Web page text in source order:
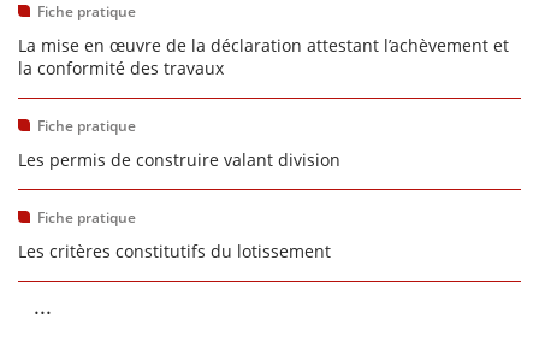
Fiche pratique
La mise en œuvre de la déclaration attestant l’achèvement et
la conformité des travaux
Fiche pratique
Les permis de construire valant division
Fiche pratique
Les critères constitutifs du lotissement
...